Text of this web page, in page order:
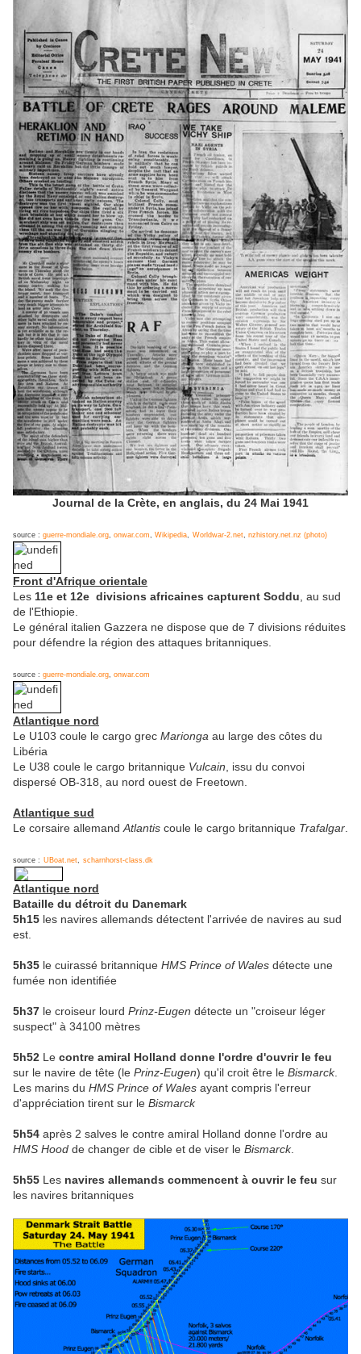
Journal de la Crète, en anglais, du 24 Mai 1941
source : guerre-mondiale.org, onwar.com, Wikipedia, Worldwar-2.net, nzhistory.net.nz (photo)
Front d'Afrique orientale
Les 11e et 12e divisions africaines capturent Soddu , au sud
de l'Ethiopie.
Le général italien Gazzera ne dispose que de 7 divisions réduites
pour défendre la région des attaques britanniques.
source : guerre-mondiale.org, onwar.com
Atlantique nord
Le U103 coule le cargo grec Marionga au large des côtes du
Libéria
Le U38 coule le cargo britannique Vulcain , issu du convoi
dispersé OB-318, au nord ouest de Freetown.
Atlantique sud
Le corsaire allemand Atlantis coule le cargo britannique Trafalgar
source : UBoat.net, scharnhorst-class.dk
Atlantique nord
Bataille du détroit du Danemark
5h15 les navires allemands détectent l'arrivée de navires au sud
est.
5h35 le cuirassé britannique HMS Prince of Wales détecte une
fumée non identifiée
5h37 le croiseur lourd Prinz-Eugen détecte un "croiseur léger
suspect" à 34100 mètres
5h52 Le contre amiral Holland donne l'ordre d'ouvrir le feu
sur le navire de tête (le Prinz-Eugen) qu'il croit être le Bismarck.
Les marins du HMS Prince of Wales ayant compris l'erreur
d'appréciation tirent sur le Bismarck
5h54 après 2 salves le contre amiral Holland donne l'ordre au
HMS Hood de changer de cible et de viser le Bismarck.
5h55 Les navires allemands commencent à ouvrir le feu sur
les navires britanniques